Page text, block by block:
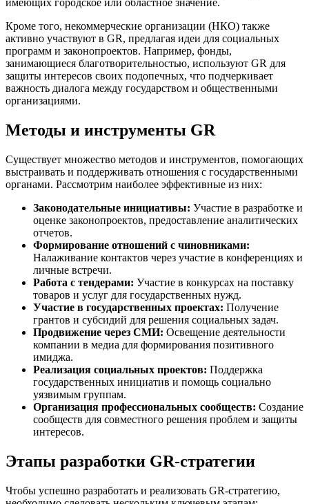
имеющих городское или областное значение.
Кроме того, некоммерческие организации (НКО) также
активно участвуют в GR, предлагая идеи для социальных
программ и законопроектов. Например, фонды,
занимающиеся благотворительностью, используют GR для
защиты интересов своих подопечных, что подчеркивает
важность диалога между государством и общественными
организациями.
Методы и инструменты GR
Существует множество методов и инструментов, помогающих
выстраивать и поддерживать отношения с государственными
органами. Рассмотрим наиболее эффективные из них:
Законодательные инициативы: Участие в разработке и
оценке законопроектов, предоставление аналитических
отчетов.
Формирование отношений с чиновниками:
Налаживание контактов через участие в конференциях и
личные встречи.
Работа с тендерами: Участие в конкурсах на поставку
товаров и услуг для государственных нужд.
Участие в государственных проектах: Получение
грантов и субсидий для решения социальных задач.
Продвижение через СМИ: Освещение деятельности
компании в медиа для формирования позитивного
имиджа.
Реализация социальных проектов: Поддержка
государственных инициатив и помощь социально
уязвимым группам.
Организация профессиональных сообществ: Создание
сообществ для совместного решения проблем и защиты
интересов.
Этапы разработки GR-стратегии
Чтобы успешно разработать и реализовать GR-стратегию,